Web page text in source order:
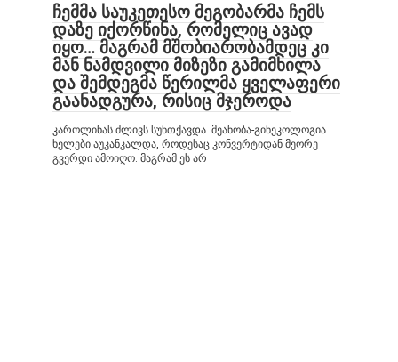
ჩემმა საუკეთესო მეგობარმა ჩემს
დაზე იქორწინა, რომელიც ავად
იყო… მაგრამ მშობიარობამდეც კი
მან ნამდვილი მიზეზი გამიმხილა
და შემდეგმა წერილმა ყველაფერი
გაანადგურა, რისიც მჯეროდა
კაროლინას ძლივს სუნთქავდა. მეანობა-გინეკოლოგია
ხელები აუკანკალდა, როდესაც კონვერტიდან მეორე
გვერდი ამოიღო. მაგრამ ეს არ